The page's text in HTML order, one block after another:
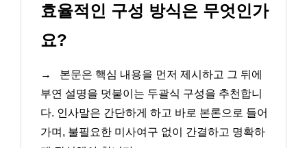
효율적인 구성 방식은 무엇인가
요?
→
본문은 핵심 내용을 먼저 제시하고 그 뒤에
부연 설명을 덧붙이는 두괄식 구성을 추천합니
다. 인사말은 간단하게 하고 바로 본론으로 들어
가며, 불필요한 미사여구 없이 간결하고 명확하